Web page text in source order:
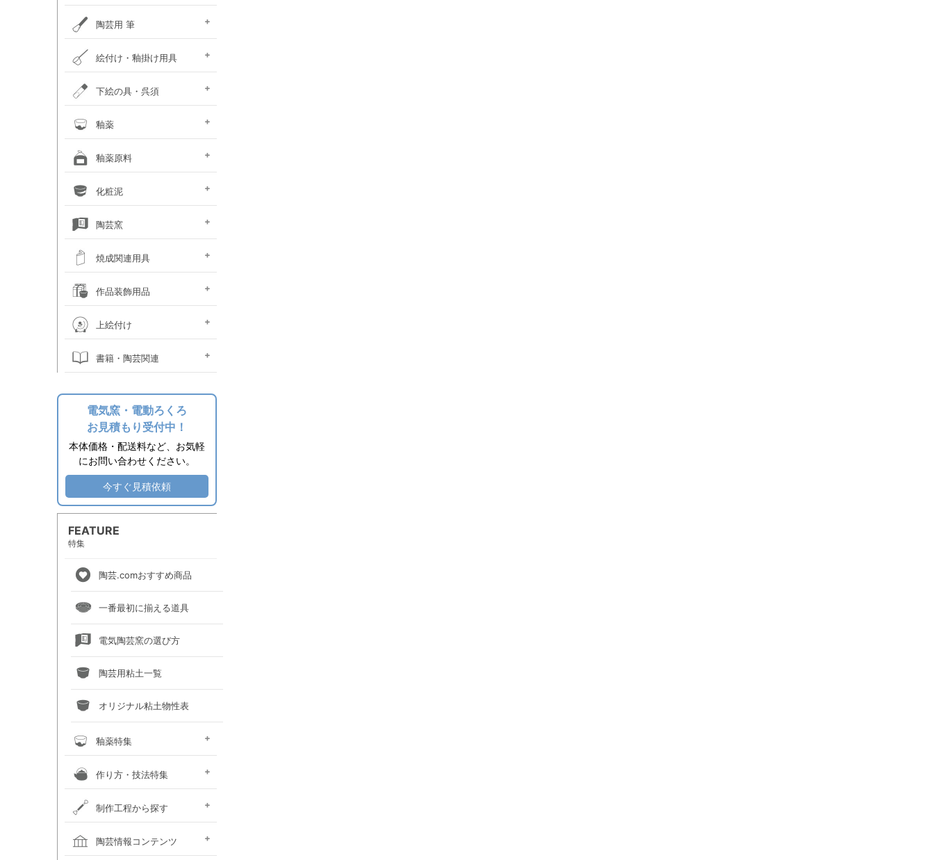
ポットミル機
タタラ機
釉薬攪拌機
秤
ひも作り機
グラインダ・ハマすり機
陶芸用 筆
陶芸用筆セット
面相筆
彩色･呉須筆
ダミ筆
竹刷毛･平刷毛･平筆
絵付け・釉掛け用具
絵付け・釉掛けセット
絵付け用小道具
梅皿･重ね皿
スポイト･比重計
霧吹き
釉掛けハサミ･柄杓
釉薬攪拌機
上薬容器
釉はがし刷毛･スポンジ
乳鉢
ふるい
のり剤・溶媒剤
（撥水剤・マスキング）
沈殿防止剤・解固剤
下絵の具・呉須
下絵用転写紙
チューブ式下絵の具
液体下絵の具
粉末下絵の具
呉須
下絵具ワンストローク
盛り絵具
下絵用ペン・鉛筆
楽焼下絵具
素焼き素材
釉薬
液体釉薬
粉末釉薬
基礎釉薬
シリーズ（上級者向）
カフェカラー
カレット（ガラス片）
楽焼釉薬 無鉛
釉薬原料
釉薬着色剤 (金属類)
着色土石類
釉薬添加剤
（長石・珪石）
木灰･ワラ灰
釉薬媒溶剤
化粧泥
化粧泥 粉末
化粧泥 液体
陶芸窯
電気陶芸窯
石油陶芸窯
ガス陶芸窯
焼成関連用具
カーボン製棚板
ムライト製棚板
支柱・サイコロ
アルミナ棒
ゼーゲルコーン
陶芸用温度計・熱電対
窯・棚板補修用品
その他焼成小道具
作品装飾用品
桐箱
ウコン布・立札
絵皿立て
照明器具関係
時計ムーブメント
焼酎カラン
掛け花金具
土瓶ツル
作品補修用品
上絵付け
上絵素材
上絵付け絵の具
上絵用転写紙
金液・金油・ラスター液
上絵付け小道具
上絵付け電気炉
上絵付け溶媒
書籍・陶芸関連
陶芸書籍
電気窯・電動ろくろ
お見積もり受付中！
本体価格・配送料など、お気軽
にお問い合わせください。
今すぐ見積依頼
FEATURE
特集
陶芸.comおすすめ商品
一番最初に揃える道具
電気陶芸窯の選び方
陶芸用粘土一覧
オリジナル粘土物性表
釉薬特集
釉薬との上手な交際術
粘土×釉薬 色見本
釉薬重ね掛け色見本
液体釉薬・50音順で探す
液体釉薬・色で探す
粉末釉薬・50音順で探す
粉末釉薬・色で探す
作り方・技法特集
土瓶の作り方
蚊取り線香スタンド
化粧泥装飾技法
いろいろな装飾技法
鋳込み石こう型の手順
粘土に砂や石をブレンドしてみ
よう
カボチャの小物入れ
おばけカボチャのランプ
お雛様のつくり方
制作工程から探す
粘土を準備する
成形する
作品を乾燥させる
素焼をして作品を焼き締める
釉薬以外の化粧を施す
釉薬を掛ける
作品を本焼きする
焼成後の作品をメンテナンスす
る
陶芸窯をメンテナンスする
陶芸情報コンテンツ